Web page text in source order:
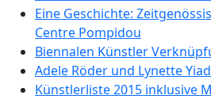
Eine Geschichte:
Centre Pompidou
Biennalen Künstler
Adele Röder und Lynette
Künstlerliste 2015 inklusive